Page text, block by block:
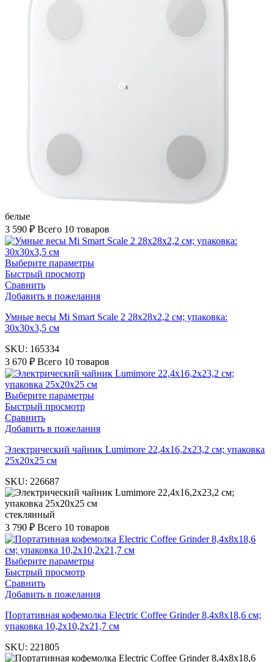
белые
3 590 ₽ Всего 10 товаров
Выберите параметры
Быстрый просмотр
Сравнить
Добавить в пожелания
Умные весы Mi Smart Scale 2 28x28x2,2 см; упаковка:
30x30x3,5 см
SKU: 165334
3 670 ₽ Всего 10 товаров
Выберите параметры
Быстрый просмотр
Сравнить
Добавить в пожелания
Электрический чайник Lumimore 22,4х16,2х23,2 см; упаковка
25х20х25 см
SKU: 226687
стеклянный
3 790 ₽ Всего 10 товаров
Выберите параметры
Быстрый просмотр
Сравнить
Добавить в пожелания
Портативная кофемолка Electric Coffee Grinder 8,4х8х18,6 см;
упаковка 10,2х10,2х21,7 см
SKU: 221805